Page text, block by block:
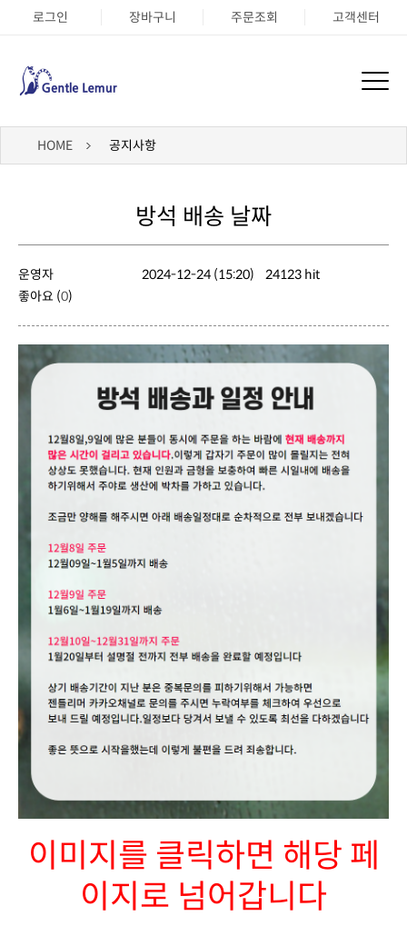
로그인 장바구니 주문조회 고객센터
HOME 공지사항
방석 배송 날짜
운영자 2024-12-24 (15:20)
24123 hit
좋아요 (0)
이지로 넘어갑니다